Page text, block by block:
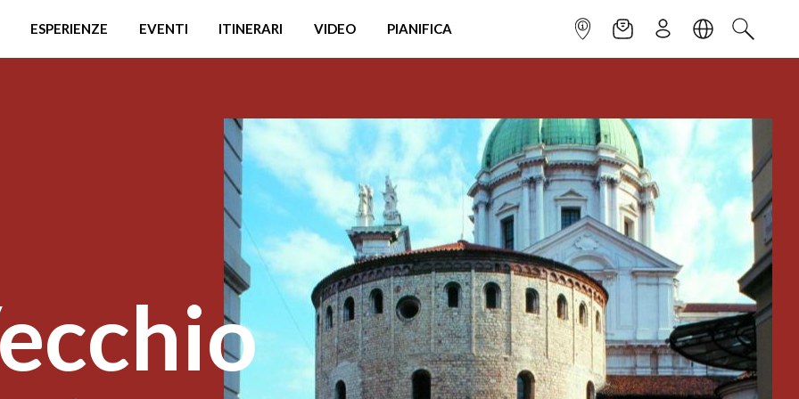
ESPERIENZE EVENTI ITINERARI VIDEO PIANIFICA INFOPOINTNEWSLETTER
ISCRIVITILINGUACERCA